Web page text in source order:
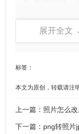
：
次数的限制
操作步骤（以转
1、访问网站：
展开全文
标签：
本文为原创，转载请注
上一篇：照片怎么
下一篇：png转照片